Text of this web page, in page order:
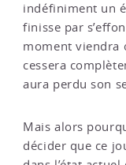
indéfiniment un
finisse par
moment viendra
cessera
aura perdu son
Mais alors
décider que ce